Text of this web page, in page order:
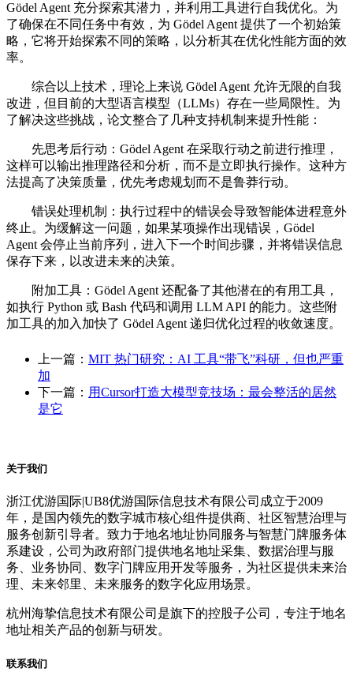
Gödel Agent 充分探索其潜力，并利用工具进行自我优化。为
了确保在不同任务中有效，为 Gödel Agent 提供了一个初始策
略，它将开始探索不同的策略，以分析其在优化性能方面的效
率。
综合以上技术，理论上来说 Gödel Agent 允许无限的自我
改进，但目前的大型语言模型（LLMs）存在一些局限性。为
了解决这些挑战，论文整合了几种支持机制来提升性能：
先思考后行动：Gödel Agent 在采取行动之前进行推理，
这样可以输出推理路径和分析，而不是立即执行操作。这种方
法提高了决策质量，优先考虑规划而不是鲁莽行动。
错误处理机制：执行过程中的错误会导致智能体进程意外
终止。为缓解这一问题，如果某项操作出现错误，Gödel
Agent 会停止当前序列，进入下一个时间步骤，并将错误信息
保存下来，以改进未来的决策。
附加工具：Gödel Agent 还配备了其他潜在的有用工具，
如执行 Python 或 Bash 代码和调用 LLM API 的能力。这些附
加工具的加入加快了 Gödel Agent 递归优化过程的收敛速度。
上一篇： MIT 热门研究：AI 工具“带飞”科研，但也严重
加
下一篇： 用Cursor打造大模型竞技场：最会整活的居然
是它
关于我们
浙江优游国际|UB8优游国际信息技术有限公司成立于2009
年，是国内领先的数字城市核心组件提供商、社区智慧治理与
服务创新引导者。致力于地名地址协同服务与智慧门牌服务体
系建设，公司为政府部门提供地名地址采集、数据治理与服
务、业务协同、数字门牌应用开发等服务，为社区提供未来治
理、未来邻里、未来服务的数字化应用场景。
杭州海挚信息技术有限公司是旗下的控股子公司，专注于地名
地址相关产品的创新与研发。
联系我们